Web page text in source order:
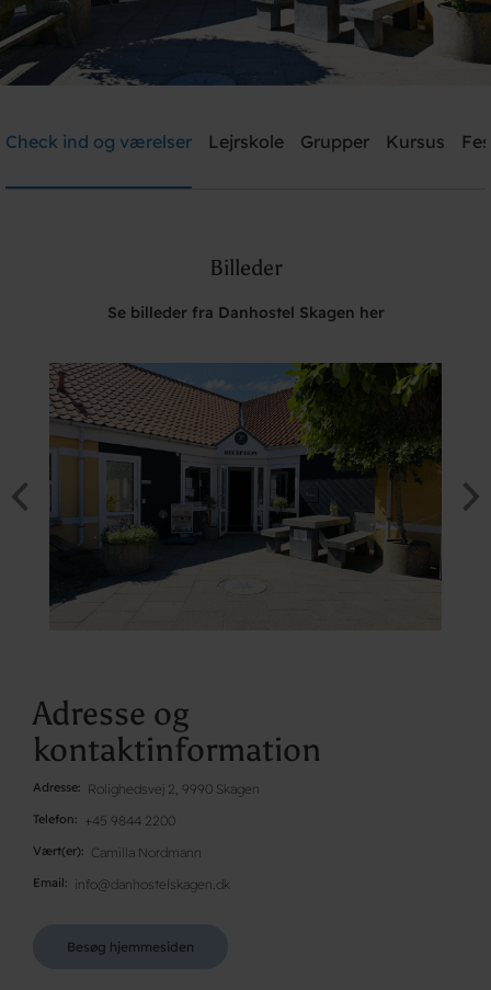
Brug for hjælp? Ring+45 9844 2200
Check ind og værelser Lejrskole Grupper Kursus
Billeder
Se billeder fra Danhostel Skagen her
Adresse og
kontaktinformation
Adresse Rolighedsvej 2, 9990 Skagen
Telefon +45 9844 2200
Vært(er) Camilla Nordmann
Email info@danhostelskagen.dk
Besøg hjemmesiden